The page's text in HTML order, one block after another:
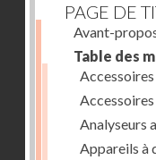
PAGE DE
Avant-
Table des
Analyseurs
Appareils à